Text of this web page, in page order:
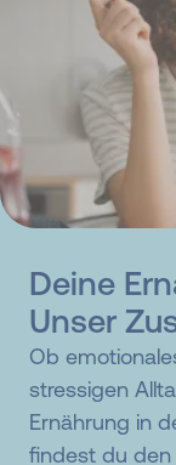
Deine
Unser
Ob
stressigen
Ernährung in
findest du den